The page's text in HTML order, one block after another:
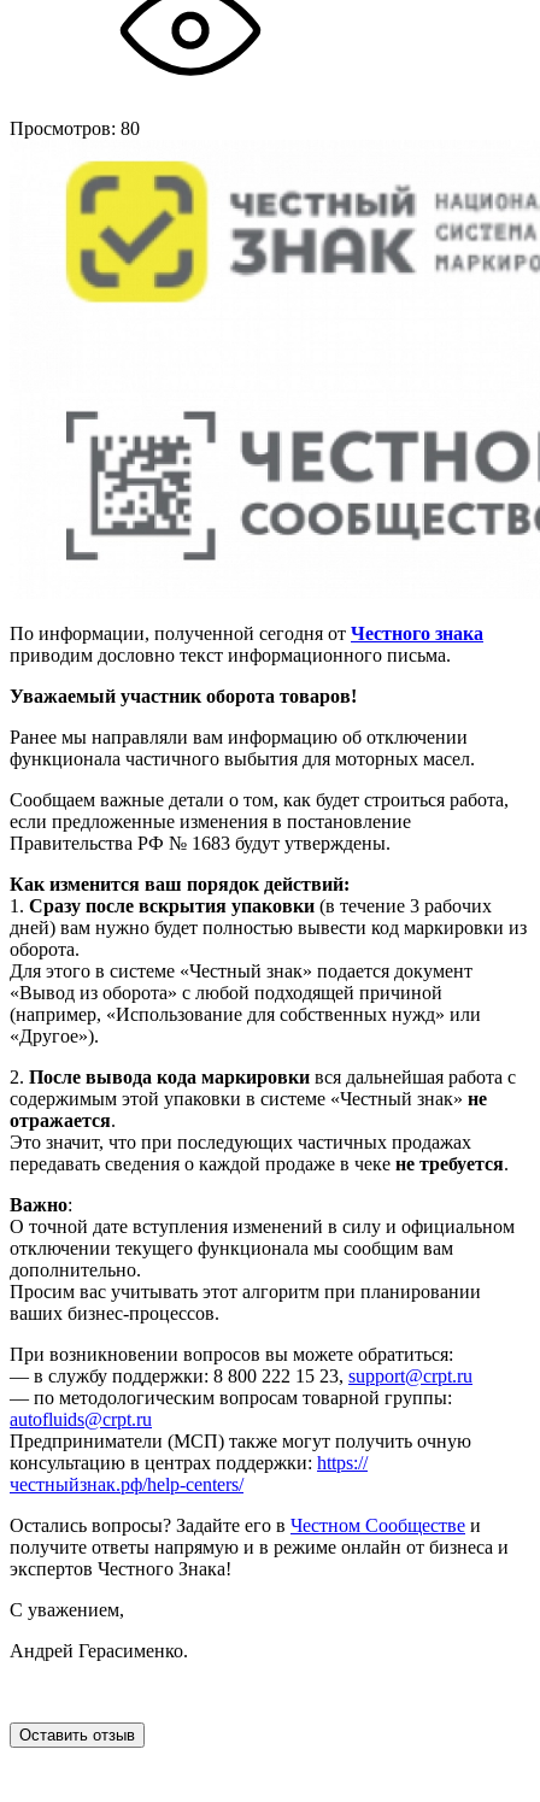
Просмотров: 80
По информации, полученной сегодня от Честного знака
приводим дословно текст информационного письма.
Уважаемый участник оборота товаров!
Ранее мы направляли вам информацию об отключении
функционала частичного выбытия для моторных масел.
Сообщаем важные детали о том, как будет строиться работа,
если предложенные изменения в постановление
Правительства РФ № 1683 будут утверждены.
Как изменится ваш порядок действий:
1. Сразу после вскрытия упаковки (в течение 3 рабочих
дней) вам нужно будет полностью вывести код маркировки из
оборота.
Для этого в системе «Честный знак» подается документ
«Вывод из оборота» с любой подходящей причиной
(например, «Использование для собственных нужд» или
«Другое»).
2. После вывода кода маркировки вся дальнейшая работа с
содержимым этой упаковки в системе «Честный знак» не
отражается.
Это значит, что при последующих частичных продажах
передавать сведения о каждой продаже в чеке не требуется.
Важно:
О точной дате вступления изменений в силу и официальном
отключении текущего функционала мы сообщим вам
дополнительно.
Просим вас учитывать этот алгоритм при планировании
ваших бизнес-процессов.
При возникновении вопросов вы можете обратиться:
— в службу поддержки: 8 800 222 15 23, support@crpt.ru
— по методологическим вопросам товарной группы:
autofluids@crpt.ru
Предприниматели (МСП) также могут получить очную
консультацию в центрах поддержки: https://
честныйзнак.рф/help-centers/
Остались вопросы? Задайте его в Честном Сообществе и
получите ответы напрямую и в режиме онлайн от бизнеса и
экспертов Честного Знака!
С уважением,
Андрей Герасименко.
Оставить отзыв